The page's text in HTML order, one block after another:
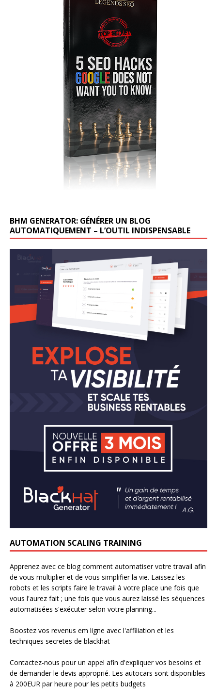
BHM GENERATOR: GÉNÉRER UN BLOG
AUTOMATIQUEMENT – L’OUTIL INDISPENSABLE
AUTOMATION SCALING TRAINING
Apprenez avec ce blog comment automatiser votre travail afin
de vous multiplier et de vous simplifier la vie. Laissez les
robots et les scripts faire le travail à votre place une fois que
vous l'aurez fait ; une fois que vous aurez laissé les séquences
automatisées s'exécuter selon votre planning...
Boostez vos revenus em ligne avec l'affiliation et les
techniques secretes de blackhat
Contactez-nous pour un appel afin d'expliquer vos besoins et
de demander le devis approprié. Les autocars sont disponibles
à 200EUR par heure pour les petits budgets